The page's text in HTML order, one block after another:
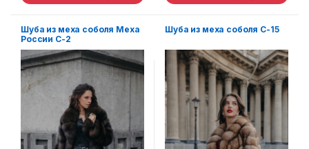
Шуба из меха соболя Меха
России С-2
Шуба из меха соболя С-15